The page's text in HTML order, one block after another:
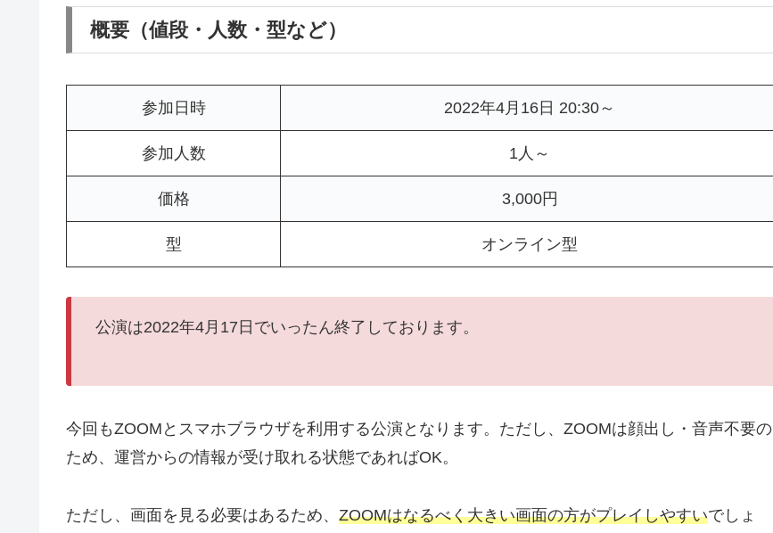
概要（値段・人数・型など）
参加日時 2022年4月16日 20:30～
参加人数 1人～
価格 3,000円
型 オンライン型
公演は2022年4月17日でいったん終了しております。
今回もZOOMとスマホブラウザを利用する公演となります。ただし、ZOOMは顔出し・音声不要の
ため、運営からの情報が受け取れる状態であればOK。
ただし、画面を見る必要はあるため、 ZOOMはなるべく大きい画面の方がプレイしやすいでしょ